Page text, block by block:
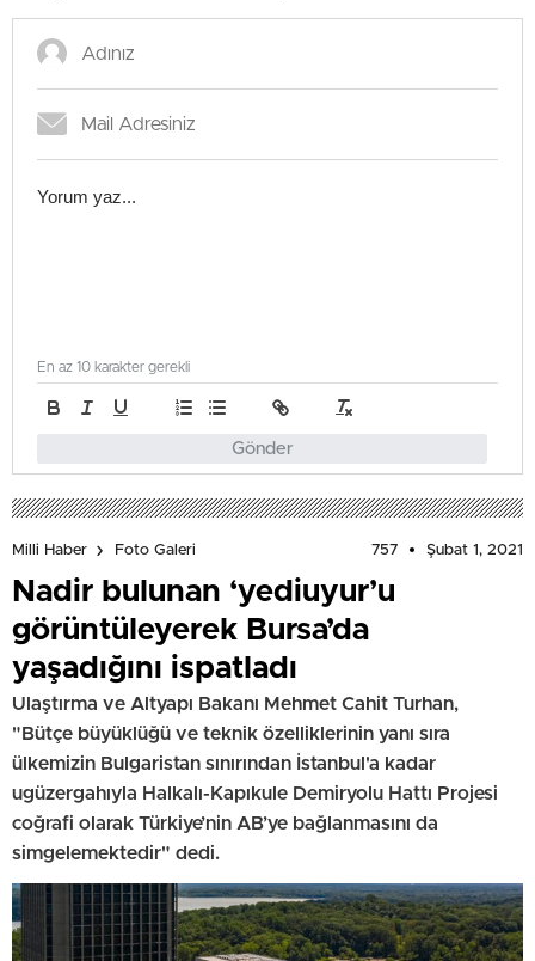
Gönder
En az 10 karakter gerekli
Milli Haber Foto Galeri 757 Şubat 1, 2021
Nadir bulunan ‘yediuyur’u
görüntüleyerek Bursa’da
yaşadığını ispatladı
Ulaştırma ve Altyapı Bakanı Mehmet Cahit Turhan,
"Bütçe büyüklüğü ve teknik özelliklerinin yanı sıra
ülkemizin Bulgaristan sınırından İstanbul'a kadar
ugüzergahıyla Halkalı-Kapıkule Demiryolu Hattı Projesi
coğrafi olarak Türkiye’nin AB’ye bağlanmasını da
simgelemektedir" dedi.